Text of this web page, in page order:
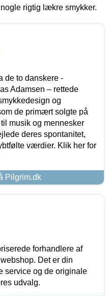
rigtig lækre smykker.
de to danskere -
Adamsen – rettede
og
de primært solgte på
musik og mennesker
deres spontanitet,
værdier. Klik her for
Pilgrim.dk
forhandlere af
Det er din
service og de originale
udvalg.